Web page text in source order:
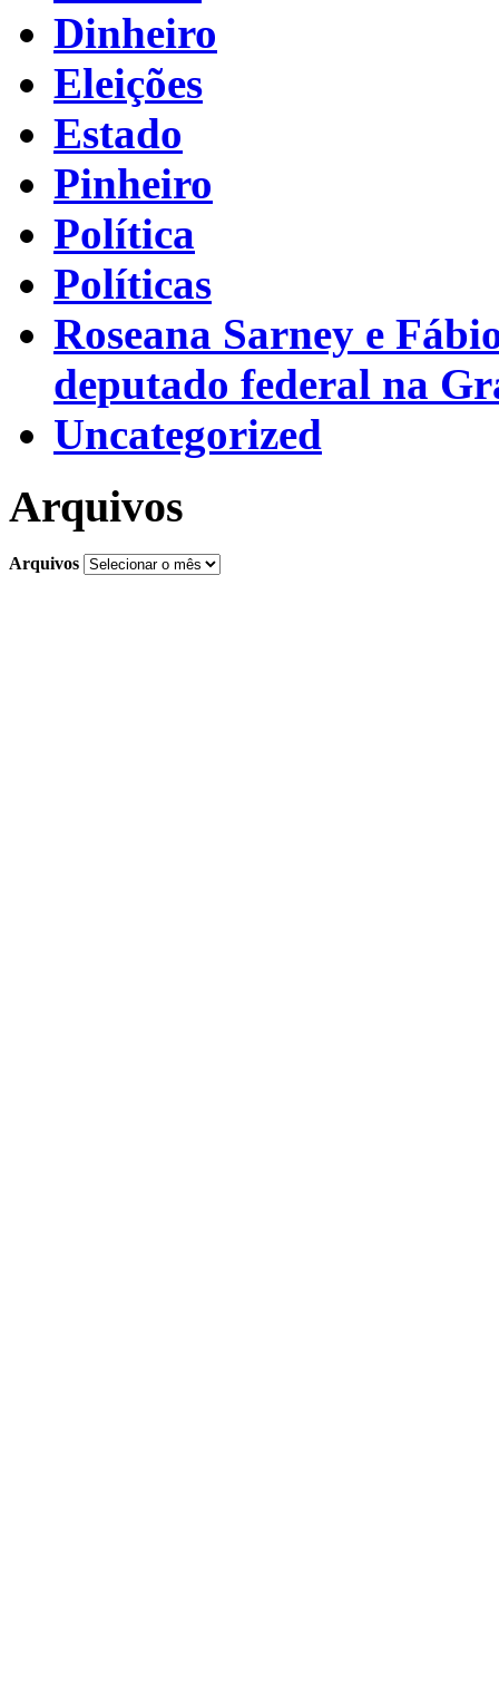
Dinheiro
Eleições
Estado
Pinheiro
Política
Políticas
Roseana Sarney e
deputado federal na
Uncategorized
Arquivos
Arquivos